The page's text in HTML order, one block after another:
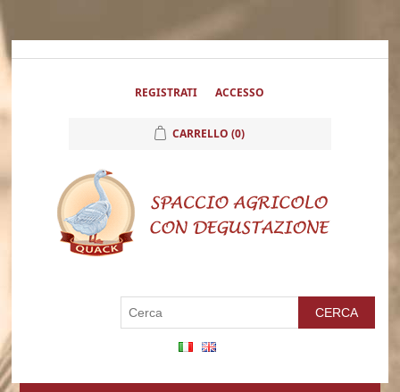
REGISTRATI ACCESSO
CARRELLO (0)